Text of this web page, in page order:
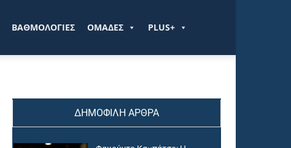
ΒΑΘΜΟΛΟΓΙΕΣ ΟΜΑΔΕΣ PLUS+
ΔΗΜΟΦΙΛΗ ΑΡΘΡΑ